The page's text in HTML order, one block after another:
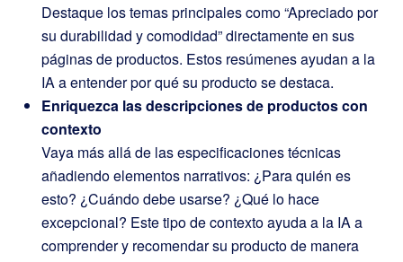
Destaque los temas principales como “Apreciado por
su durabilidad y comodidad” directamente en sus
páginas de productos. Estos resúmenes ayudan a la
IA a entender por qué su producto se destaca.
Enriquezca las descripciones de productos con
contexto
Vaya más allá de las especificaciones técnicas
añadiendo elementos narrativos: ¿Para quién es
esto? ¿Cuándo debe usarse? ¿Qué lo hace
excepcional? Este tipo de contexto ayuda a la IA a
comprender y recomendar su producto de manera